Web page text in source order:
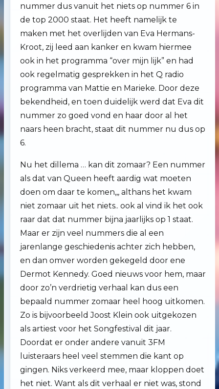
nummer dus vanuit het niets op nummer 6 in
de top 2000 staat. Het heeft namelijk te
maken met het overlijden van Eva Hermans-
Kroot, zij leed aan kanker en kwam hiermee
ook in het programma “over mijn lijk” en had
ook regelmatig gesprekken in het Q radio
programma van Mattie en Marieke. Door deze
bekendheid, en toen duidelijk werd dat Eva dit
nummer zo goed vond en haar door al het
naars heen bracht, staat dit nummer nu dus op
6.
Nu het dillema … kan dit zomaar? Een nummer
als dat van Queen heeft aardig wat moeten
doen om daar te komen,,, althans het kwam
niet zomaar uit het niets.. ook al vind ik het ook
raar dat dat nummer bijna jaarlijks op 1 staat.
Maar er zijn veel nummers die al een
jarenlange geschiedenis achter zich hebben,
en dan omver worden gekegeld door ene
Dermot Kennedy. Goed nieuws voor hem, maar
door zo’n verdrietig verhaal kan dus een
bepaald nummer zomaar heel hoog uitkomen.
Zo is bijvoorbeeld Joost Klein ook uitgekozen
als artiest voor het Songfestival dit jaar.
Doordat er onder andere vanuit 3FM
luisteraars heel veel stemmen die kant op
gingen. Niks verkeerd mee, maar kloppen doet
het niet. Want als dit verhaal er niet was, stond